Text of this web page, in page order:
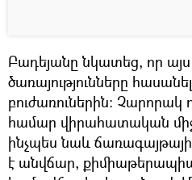
Բադեյանը նկատեց, որ այս
ծառայությունները
բուժառուներին։ Չարորակ
համար վիրահատական
ինչպես նաև
է անվճար,